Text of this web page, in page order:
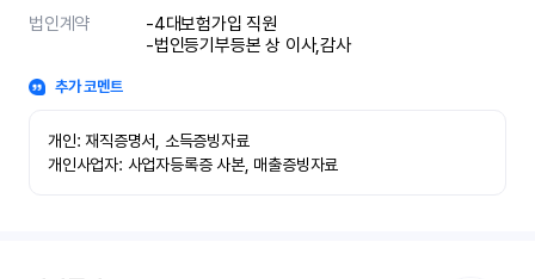
법인계약
-4대보험가입 직원
-법인등기부등본 상 이사,감사
추가 코멘트
개인: 재직증명서, 소득증빙자료
개인사업자: 사업자등록증 사본, 매출증빙자료